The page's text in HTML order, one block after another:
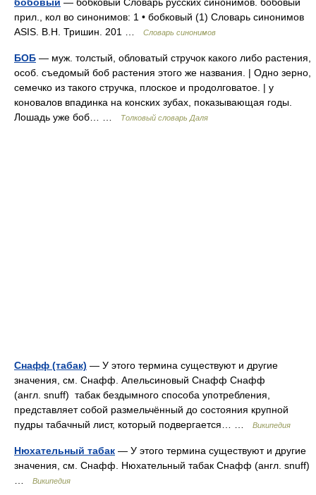
прил., кол во синонимов: 1 • бобковый (1) Словарь синонимов
ASIS. В.Н. Тришин. 201 …
Словарь синонимов
БОБ — муж. толстый, обловатый стручок какого либо растения,
особ. съедомый боб растения этого же названия. | Одно зерно,
семечко из такого стручка, плоское и продолговатое. | у
коновалов впадинка на конских зубах, показывающая годы.
Лошадь уже боб… …
Толковый словарь Даля
Снафф (табак) — У этого термина существуют и другие
значения, см. Снафф. Апельсиновый Снафф Снафф
(англ. snuff) табак бездымного способа употребления,
представляет собой размельчённый до состояния крупной
пудры табачный лист, который подвергается… …
Википедия
Нюхательный табак — У этого термина существуют и другие
значения, см. Снафф. Нюхательный табак Снафф (англ. snuff)
Википедия